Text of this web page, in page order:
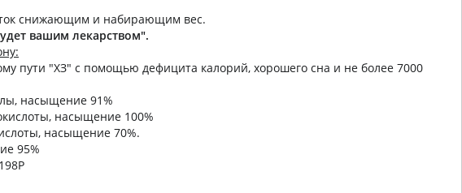
снижающим и набирающим вес.
вашим лекарством".
пути "ХЗ" с помощью дефицита калорий, хорошего сна и не более 7000
насыщение 91%
насыщение 100%
насыщение 70%.
95%